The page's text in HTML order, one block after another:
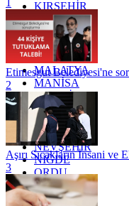
KIRŞEHİR
KOCAELİ
KONYA
KÜTAHYA
KİLİS
MALATYA
MANİSA
MARDİN
MERSİN
MUĞLA
MUŞ
NEVŞEHİR
NİĞDE
ORDU
OSMANİYE
RİZE
Etimesgut Belediyesi'ne
2
Aşırı Sıcakların İnsani
3